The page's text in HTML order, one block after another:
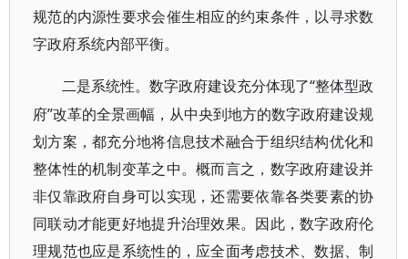
规范的内源性要求会催生相应的约束条件，以寻求数
字政府系统内部平衡。
二是系统性。数字政府建设充分体现了“整体型政
府”改革的全景画幅，从中央到地方的数字政府建设规
划方案，都充分地将信息技术融合于组织结构优化和
整体性的机制变革之中。概而言之，数字政府建设并
非仅靠政府自身可以实现，还需要依靠各类要素的协
同联动才能更好地提升治理效果。因此，数字政府伦
理规范也应是系统性的，应全面考虑技术、数据、制